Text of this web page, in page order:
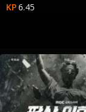
6.45